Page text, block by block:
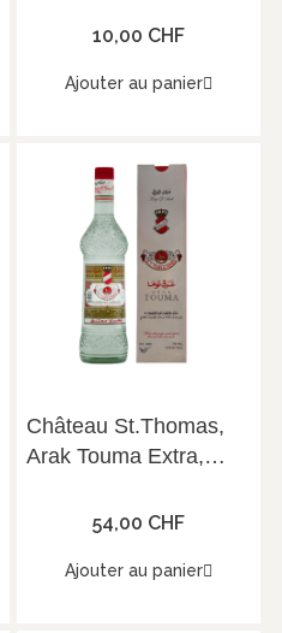
10,00 CHF
Ajouter au panier
Château St.Thomas,
Arak Touma Extra,
54,00 CHF
Ajouter au panier